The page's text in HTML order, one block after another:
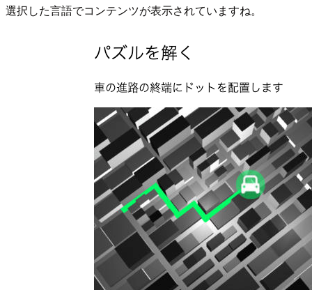
選択した言語でコンテンツが表示されていますね。